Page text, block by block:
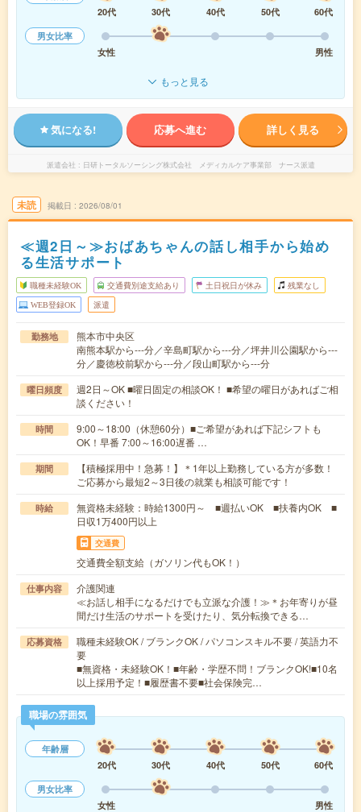
20代
30代 40代 50代
60代
男女比率
女性
男性
もっと見る
気になる! 応募へ進む 詳しく見る
派遣会社 日研トータルソーシング株式会社 メディカルケア事業部 ナース派遣
未読 掲載日 2026/08/01
≪週2日～≫おばあちゃんの話し相手から始め
る生活サポート
職種未経験OK 交通費別途支給あり 土日祝日が休み 残業なし
WEB登録OK 派遣
勤務地
熊本市中央区
南熊本駅から---分／辛島町駅から---分／坪井川公園駅から---
分／慶徳校前駅から---分／段山町駅から---分
曜日頻度
週2日～OK ■曜日固定の相談OK！ ■希望の曜日があればご相
談ください！
時間
9:00～18:00（休憩60分）■ご希望があれば下記シフトも
OK！早番 7:00～16:00遅番 …
期間
【積極採用中！急募！】＊1年以上勤務している方が多数！
ご応募から最短2～3日後の就業も相談可能です！
時給
無資格未経験：時給1300円～ ■週払いOK ■扶養内OK ■
日収1万400円以上
交通費
交通費全額支給（ガソリン代もOK！）
仕事内容
介護関連
≪お話し相手になるだけでも立派な介護！≫＊お年寄りが昼
間だけ生活のサポートを受けたり、気分転換できる…
応募資格
職種未経験OK / ブランクOK / パソコンスキル不要 / 英語力不
要
■無資格・未経験OK！■年齢・学歴不問！ブランクOK!■10名
以上採用予定！■履歴書不要■社会保険完…
職場の雰囲気
年齢層
20代
30代 40代 50代
60代
男女比率
女性
男性